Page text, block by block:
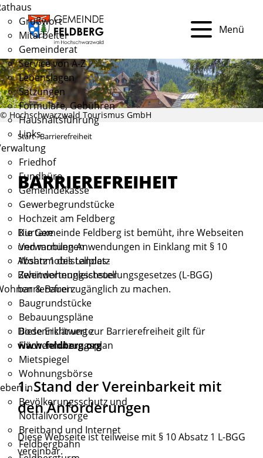
Grußwort
Mitarbeiter
Gemeinderat
Service von A-Z
Lebenslagen
Satzungen
Formulare, Gebühren
Haushaltsführung
Links
Friedhof
Fundbüro
Gemeindekasse
Gewerbegrundstücke
Hochzeit am Feldberg
Kurtaxe
Verwarnungen
Wohnmobilstellplatz
Zweitwohnungssteuer
& Bauen
Baugrundstücke
Bebauungspläne
Bodenrichtwerte
Flächennutzungsplan
Mietspiegel
Wohnungsbörse
in
Bevölkerungsschutz und
Notfallvorsorge
Breitband und Internet
Feldbergbahn
Menü
© Hochschwarzwald Tourismus GmbH
Start Barrierefreiheit
BARRIEREFREIHEIT
Die Gemeinde Feldberg ist bemüht, ihre Webseiten
und mobilen Anwendungen in Einklang mit § 10
Absatz 1 des Landes-
Behindertengleichstellungsgesetzes (L-BGG)
barrierefrei zugänglich zu machen.
Diese Erklärung zur Barrierefreiheit gilt für
www.feldberg.org
1. Stand der Vereinbarkeit mit
den Anforderungen
Diese Webseite ist teilweise mit § 10 Absatz 1 L-BGG
vereinbar.